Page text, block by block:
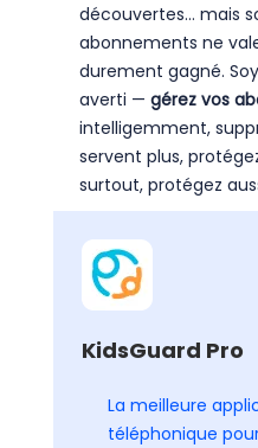
découvertes… mais
abonnements ne
durement gagné.
averti — gérez vos
intelligemment,
servent plus,
surtout, protégez
KidsGuard Pro
La meilleure
téléphonique